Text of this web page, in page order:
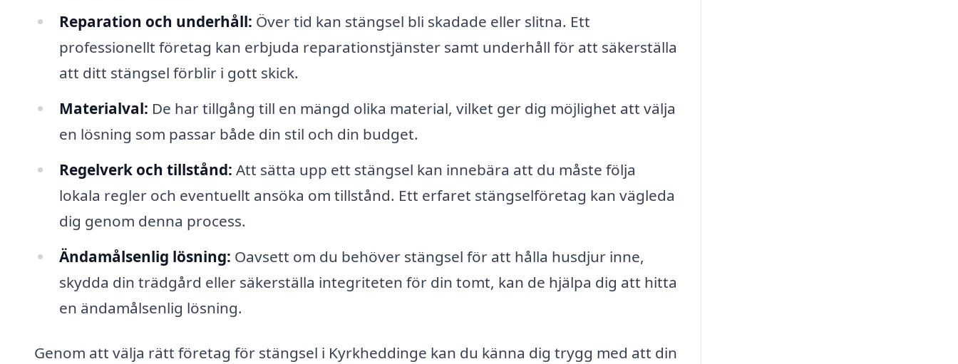
Reparation och underhåll: Över tid kan stängsel bli skadade eller slitna. Ett
professionellt företag kan erbjuda reparationstjänster samt underhåll för att säkerställa
att ditt stängsel förblir i gott skick.
Materialval: De har tillgång till en mängd olika material, vilket ger dig möjlighet att välja
en lösning som passar både din stil och din budget.
Regelverk och tillstånd: Att sätta upp ett stängsel kan innebära att du måste följa
lokala regler och eventuellt ansöka om tillstånd. Ett erfaret stängselföretag kan vägleda
dig genom denna process.
Ändamålsenlig lösning: Oavsett om du behöver stängsel för att hålla husdjur inne,
skydda din trädgård eller säkerställa integriteten för din tomt, kan de hjälpa dig att hitta
en ändamålsenlig lösning.
Genom att välja rätt företag för stängsel i Kyrkheddinge kan du känna dig trygg med att din